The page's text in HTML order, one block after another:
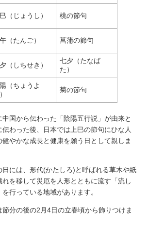
巳（じょうし） 桃の節句
（たんご） 菖蒲の節句
（しちせき）
七夕（たなば
た）
（ちょうよ
菊の節句
国から伝わった「陰陽五行説」が由来と
わった後、日本では上巳の節句にひな人
やかな成長と健康を願う日として親しま
日には、形代(かたしろ)と呼ばれる草木や紙
を移して災厄を人形とともに流す「流し
行っている地域があります。
分の後の2月4日の立春頃から飾りつけま